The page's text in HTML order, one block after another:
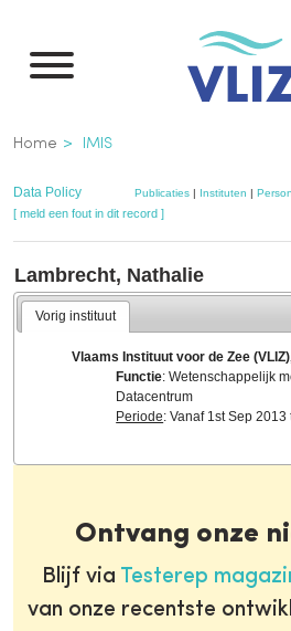
naar
inhoud
gaan
Kruimelpad
Home IMIS
Data Policy Publicaties| Instituten |
[ meld een fout in dit record ]
Lambrecht, Nathalie
Vorig instituut
Vlaams Instituut voor de Zee (VLIZ)
Functie: Wetenschappelijk
Datacentrum
Periode: Vanaf 1st Sep
Ontvang onze
Blijf via Testerep
van onze recentste